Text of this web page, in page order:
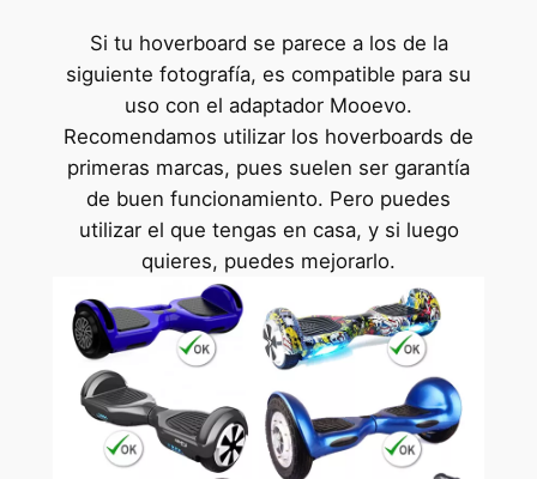
Si tu hoverboard se parece a los de la
siguiente fotografía, es compatible para su
uso con el adaptador Mooevo.
Recomendamos utilizar los hoverboards de
primeras marcas, pues suelen ser garantía
de buen funcionamiento. Pero puedes
utilizar el que tengas en casa, y si luego
quieres, puedes mejorarlo.